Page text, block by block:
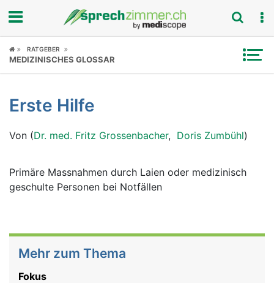
Fokus
Symptome
Untersuchungen
News
RATGEBER
MEDIZINISCHES GLOSSAR
Erste Hilfe
Von (Dr. med. Fritz Grossenbacher, Doris Zumbühl)
Primäre Massnahmen durch Laien oder medizinisch
geschulte Personen bei Notfällen
Mehr zum Thema
Fokus